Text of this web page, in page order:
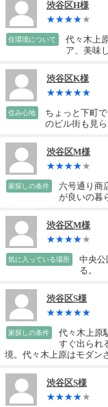
渋谷区H様
住環境について
代々木上
ア、美味
渋谷区K様
住み心地
ちょっと下町
のビル街も見ら
渋谷区M様
家探しの条件
六号通り商
が良いの暮
渋谷区M様
気に入っている場所
中央公
る。
渋谷区S様
家探しの条件
代々木上原
すぐ出られ
境。代々木上原はモダン
渋谷区S様